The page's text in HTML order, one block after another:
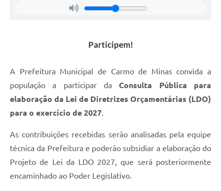
Secretarias
Projetos
Links
Serviços Online
Participem!
A Prefeitura Municipal de Carmo de Minas convida a
população a participar daConsulta Pública para
elaboração da Lei de Diretrizes Orçamentárias (LDO)
para o exercício de 2027.
As contribuições recebidas serão analisadas pela equipe
técnica da Prefeitura e poderão subsidiar a elaboração do
Projeto de Lei da LDO 2027, que será posteriormente
encaminhado ao Poder Legislativo.